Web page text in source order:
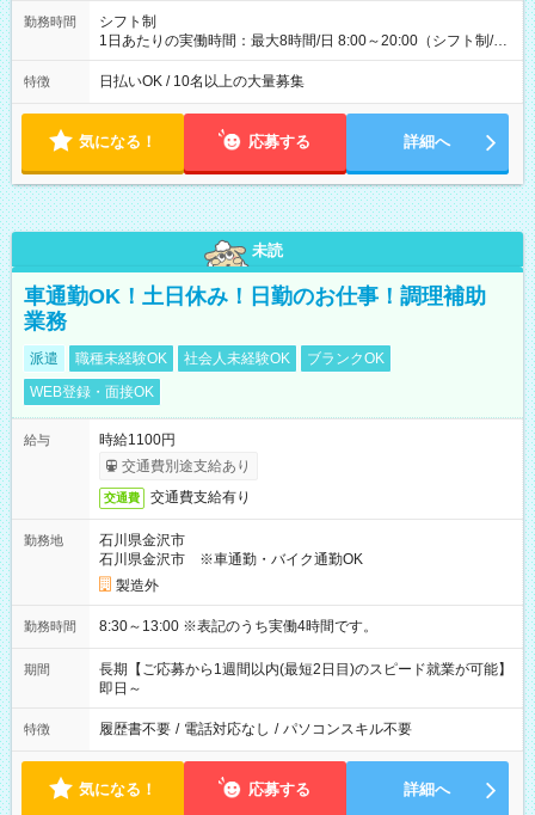
勤務時間
シフト制
1日あたりの実働時間：最大8時間/日 8:00～20:00（シフト制/実
働8時間） ※週5日勤務（場所次第では週4も有り） ※配達状況
によって時間外での勤務可能性有り ※案件により多少の前後あ
特徴 日払いOK / 10名以上の大量募集
気になる！ 応募する 詳細へ
未読
車通勤OK！土日休み！日勤のお仕事！調理補助
業務
派遣 職種未経験OK 社会人未経験OK
ブランクOK
WEB登録・面接OK
給与
時給1100円
交通費別途支給あり
交通費 交通費支給有り
勤務地
石川県金沢市
石川県金沢市 ※車通勤・バイク通勤OK
製造外
勤務時間 8:30～13:00 ※表記のうち実働4時間です。
期間
長期【ご応募から1週間以内(最短2日目)のスピード就業が可能】
即日～
特徴 履歴書不要 / 電話対応なし / パソコンスキル不要
気になる！ 応募する 詳細へ